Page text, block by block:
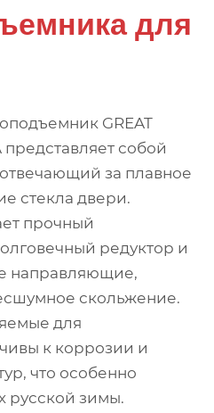
для
GREAT
представляет собой
за плавное
стекла двери.
прочный
редуктор и
направляющие,
скольжение.
для
к коррозии и
что особенно
русской зимы.